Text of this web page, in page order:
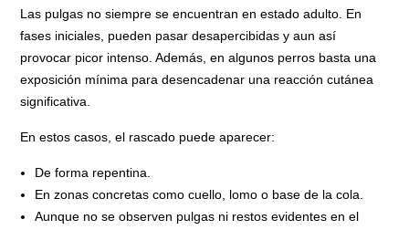
Las pulgas no siempre se encuentran en estado adulto. En
fases iniciales, pueden pasar desapercibidas y aun así
provocar picor intenso. Además, en algunos perros basta una
exposición mínima para desencadenar una reacción cutánea
significativa.
En estos casos, el rascado puede aparecer:
De forma repentina.
En zonas concretas como cuello, lomo o base de la cola.
Aunque no se observen pulgas ni restos evidentes en el